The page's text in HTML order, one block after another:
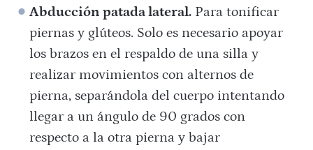
Abducción patada lateral. Para tonificar
piernas y glúteos. Solo es necesario apoyar
los brazos en el respaldo de una silla y
realizar movimientos con alternos de
pierna, separándola del cuerpo intentando
llegar a un ángulo de 90 grados con
respecto a la otra pierna y bajar